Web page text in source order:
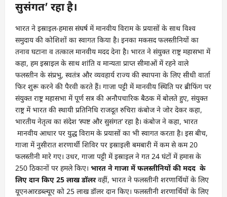
सुसंगत’ रहा है।
भारत ने इस्राइल-हमास संघर्ष में मानवीय विराम के प्रयासों के साथ विश्व
समुदाय की कोशिशों का स्वागत किया है। इनका मकसद फलस्तीनियों का
तनाव घटाना व तत्काल मानवीय मदद देना है। भारत ने संयुक्त राष्ट्र महासभा में
कहा, हम इस्राइल के साथ शांति व मान्यता प्राप्त सीमाओं में रहने वाले
फलस्तीन के संप्रभु, स्वतंत्र और व्यवहार्य राज्य की स्थापना के लिए सीधी वार्ता
फिर शुरू करने की पैरवी करते हैं। गाजा पट्टी में मानवीय स्थिति पर ब्रीफिंग पर
संयुक्त राष्ट्र महासभा में पूर्ण सत्र की अनौपचारिक बैठक में बोलते हुए, संयुक्त
राष्ट्र में भारत की स्थायी प्रतिनिधि राजदूत रुचिरा कंबोज ने जोर देकर कहा,
भारतीय नेतृत्व का संदेश ‘स्पष्ट और सुसंगत’ रहा है। कंबोज ने कहा, भारत
मानवीय आधार पर युद्ध विराम के प्रयासों का भी स्वागत करता है। इस बीच,
गाजा में नुसीरात शरणार्थी शिविर पर इस्राइली बमबारी में कम से कम 20
फलस्तीनी मारे गए। उधर, गाजा पट्टी में इस्राइल ने गत 24 घंटों में हमास के
250 ठिकानों पर हमले किए। भारत ने गाजा में फलस्तीनियों की मदद के
लिए दान किए 25 लाख डॉलरवहीं, भारत ने फलस्तीनी शरणार्थियों के लिए
यूएनआरडब्ल्यूए को 25 लाख डॉलर दान किए। फलस्तीनी शरणार्थियों के लिए